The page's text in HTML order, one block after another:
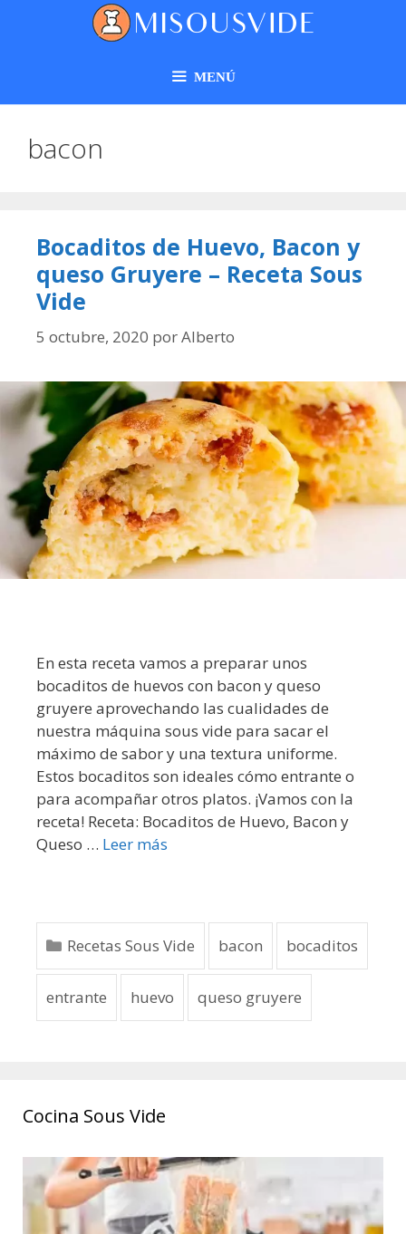
MENÚ
bacon
Bocaditos de Huevo, Bacon y
queso Gruyere – Receta Sous
Vide
5 octubre, 2020 porAlberto
En esta receta vamos a preparar unos
bocaditos de huevos con bacon y queso
gruyere aprovechando las cualidades de
nuestra máquina sous vide para sacar el
máximo de sabor y una textura uniforme.
Estos bocaditos son ideales cómo entrante o
para acompañar otros platos. ¡Vamos con la
receta! Receta: Bocaditos de Huevo, Bacon y
Queso … Leer más
Recetas Sous Vide bacon bocaditos
entrante huevo queso gruyere
Cocina Sous Vide